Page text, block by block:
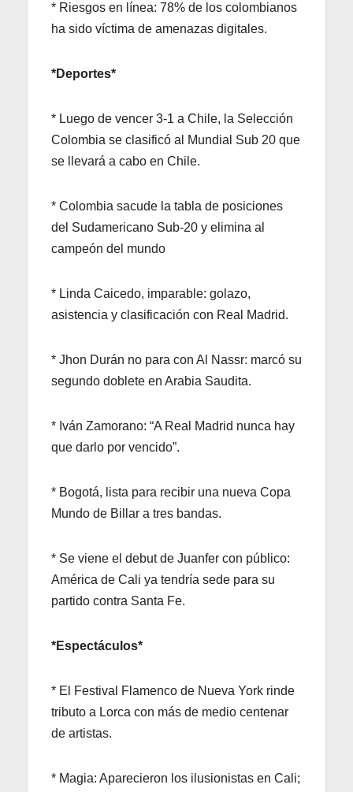
* Riesgos en línea: 78% de los colombianos
ha sido víctima de amenazas digitales.
*Deportes*
* Luego de vencer 3-1 a Chile, la Selección
Colombia se clasificó al Mundial Sub 20 que
se llevará a cabo en Chile.
* Colombia sacude la tabla de posiciones
del Sudamericano Sub-20 y elimina al
campeón del mundo
* Linda Caicedo, imparable: golazo,
asistencia y clasificación con Real Madrid.
* Jhon Durán no para con Al Nassr: marcó su
segundo doblete en Arabia Saudita.
* Iván Zamorano: “A Real Madrid nunca hay
que darlo por vencido”.
* Bogotá, lista para recibir una nueva Copa
Mundo de Billar a tres bandas.
* Se viene el debut de Juanfer con público:
América de Cali ya tendría sede para su
partido contra Santa Fe.
*Espectáculos*
* El Festival Flamenco de Nueva York rinde
tributo a Lorca con más de medio centenar
de artistas.
* Magia: Aparecieron los ilusionistas en Cali;